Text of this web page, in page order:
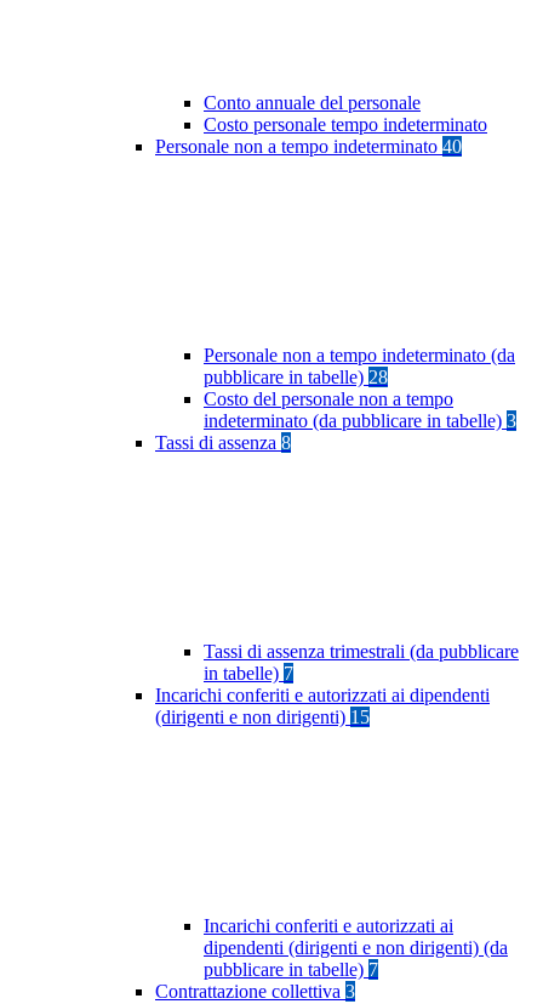
Conto annuale del personale
Costo personale tempo indeterminato
Personale non a tempo indeterminato 40
Personale non a tempo indeterminato (da
pubblicare in tabelle) 28
Costo del personale non a tempo
indeterminato (da pubblicare in tabelle) 3
Tassi di assenza 8
Tassi di assenza trimestrali (da pubblicare
in tabelle) 7
Incarichi conferiti e autorizzati ai dipendenti
(dirigenti e non dirigenti) 15
Incarichi conferiti e autorizzati ai
dipendenti (dirigenti e non dirigenti) (da
pubblicare in tabelle) 7
Contrattazione collettiva 3